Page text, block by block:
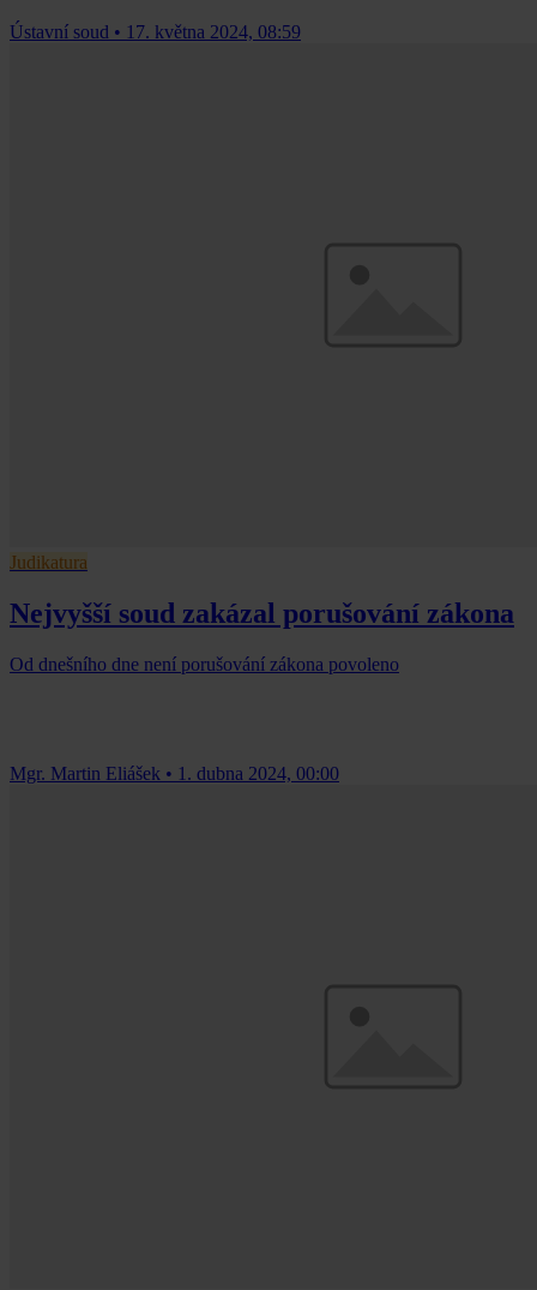
Ústavní soud • 17. května 2024, 08:59
Judikatura
Nejvyšší soud zakázal porušování zákona
Od dnešního dne není porušování zákona povoleno
Mgr. Martin Eliášek • 1. dubna 2024, 00:00